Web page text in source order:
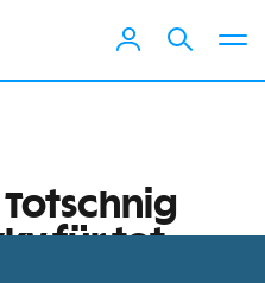
Totschnig
für tot